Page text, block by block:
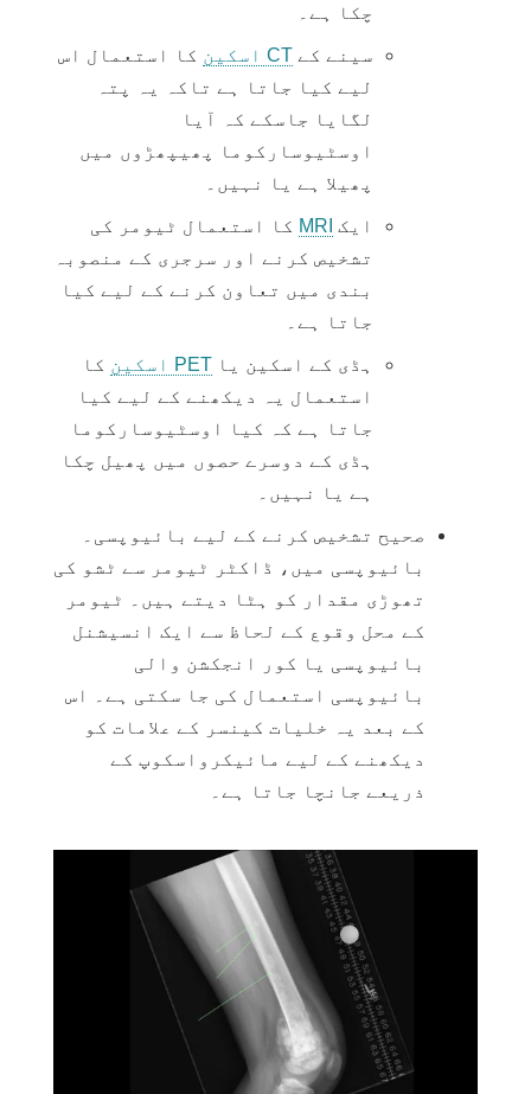
چکا ہے۔
سینے کے CT اسکین
کا استعمال اس
لیے کیا جاتا ہے تاکہ یہ پتہ
لگایا جاسکے کہ آیا
اوسٹیوسارکوما پھیپھڑوں میں
پھیلا ہے یا نہیں۔
ایک MRI کا استعمال ٹیومر کی
تشخیص کرنے اور سرجری کے منصوبہ
بندی میں تعاون کرنے کے لیے کیا
جاتا ہے۔
ہڈی کے اسکین یا PET اسکین
کا
استعمال یہ دیکھنے کے لیے کیا
جاتا ہے کہ کیا اوسٹیوسارکوما
ہڈی کے دوسرے حصوں میں پھیل چکا
ہے یا نہیں۔
صحیح تشخیص کرنے کے لیے بائیوپسی۔
بائیوپسی میں، ڈاکٹر ٹیومر سے ٹشو کی
تھوڑی مقدار کو ہٹا دیتے ہیں۔ ٹیومر
کے محل وقوع کے لحاظ سے ایک انسیشنل
بائیوپسی یا کور
انجکشن والی
بائیوپسی استعمال کی جا سکتی ہے۔ اس
کے بعد یہ خلیات کینسر کے علامات کو
دیکھنے کے لیے مائیکرواسکوپ کے
ذریعے جانچا جاتا ہے۔